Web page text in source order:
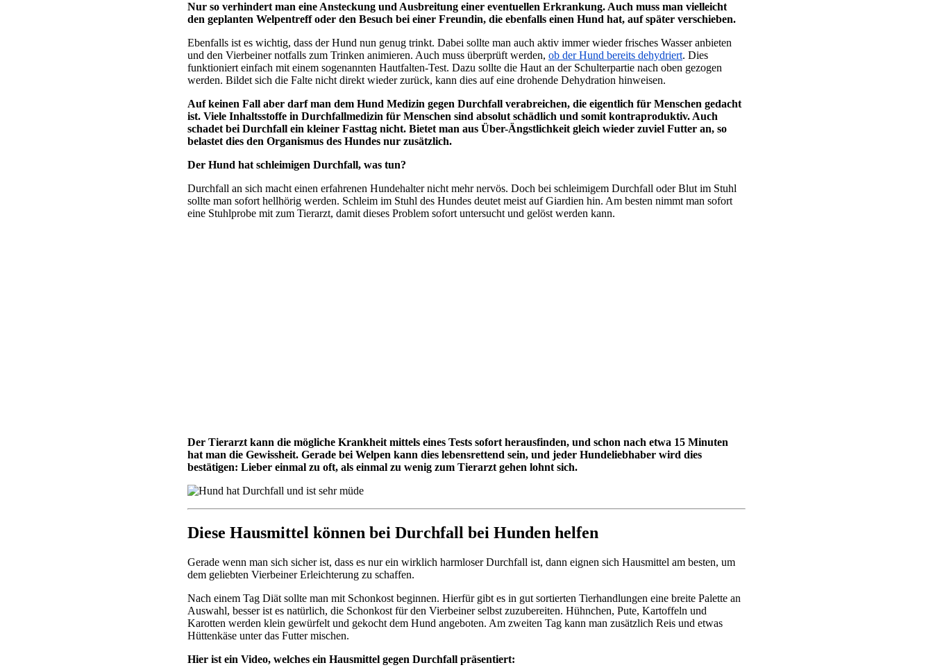
Nur so verhindert man eine Ansteckung und Ausbreitung einer eventuellen Erkrankung. Auch muss man vielleicht
den geplanten Welpentreff oder den Besuch bei einer Freundin, die ebenfalls einen Hund hat, auf später verschieben.
Ebenfalls ist es wichtig, dass der Hund nun genug trinkt. Dabei sollte man auch aktiv immer wieder frisches Wasser anbieten
und den Vierbeiner notfalls zum Trinken animieren. Auch muss überprüft werden, ob der Hund bereits dehydriert. Dies
funktioniert einfach mit einem sogenannten Hautfalten-Test. Dazu sollte die Haut an der Schulterpartie nach oben gezogen
werden. Bildet sich die Falte nicht direkt wieder zurück, kann dies auf eine drohende Dehydration hinweisen.
Auf keinen Fall aber darf man dem Hund Medizin gegen Durchfall verabreichen, die eigentlich für Menschen gedacht
ist. Viele Inhaltsstoffe in Durchfallmedizin für Menschen sind absolut schädlich und somit kontraproduktiv. Auch
schadet bei Durchfall ein kleiner Fasttag nicht. Bietet man aus Über-Ängstlichkeit gleich wieder zuviel Futter an, so
belastet dies den Organismus des Hundes nur zusätzlich.
Der Hund hat schleimigen Durchfall, was tun?
Durchfall an sich macht einen erfahrenen Hundehalter nicht mehr nervös. Doch bei schleimigem Durchfall oder Blut im Stuhl
sollte man sofort hellhörig werden. Schleim im Stuhl des Hundes deutet meist auf Giardien hin. Am besten nimmt man sofort
eine Stuhlprobe mit zum Tierarzt, damit dieses Problem sofort untersucht und gelöst werden kann.
Der Tierarzt kann die mögliche Krankheit mittels eines Tests sofort herausfinden, und schon nach etwa 15 Minuten
hat man die Gewissheit. Gerade bei Welpen kann dies lebensrettend sein, und jeder Hundeliebhaber wird dies
bestätigen: Lieber einmal zu oft, als einmal zu wenig zum Tierarzt gehen lohnt sich.
Diese Hausmittel können bei Durchfall bei Hunden helfen
Gerade wenn man sich sicher ist, dass es nur ein wirklich harmloser Durchfall ist, dann eignen sich Hausmittel am besten, um
dem geliebten Vierbeiner Erleichterung zu schaffen.
Nach einem Tag Diät sollte man mit Schonkost beginnen. Hierfür gibt es in gut sortierten Tierhandlungen eine breite Palette an
Auswahl, besser ist es natürlich, die Schonkost für den Vierbeiner selbst zuzubereiten. Hühnchen, Pute, Kartoffeln und
Karotten werden klein gewürfelt und gekocht dem Hund angeboten. Am zweiten Tag kann man zusätzlich Reis und etwas
Hüttenkäse unter das Futter mischen.
Hier ist ein Video, welches ein Hausmittel gegen Durchfall präsentiert: